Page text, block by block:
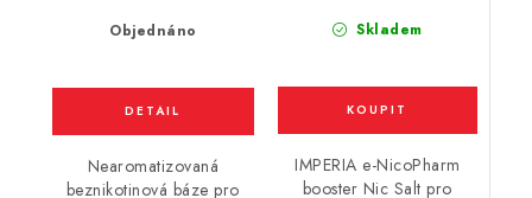
Objednáno
Nearomatizovaná
beznikotinová báze pro
Skladem
IMPERIA e-NicoPharm
booster Nic Salt pro